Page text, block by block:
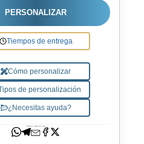
PERSONALIZAR
Tiempos de entrega
Cómo personalizar
de personalización
¿Necesitas ayuda?